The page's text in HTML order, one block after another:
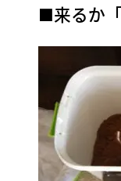
■来るか